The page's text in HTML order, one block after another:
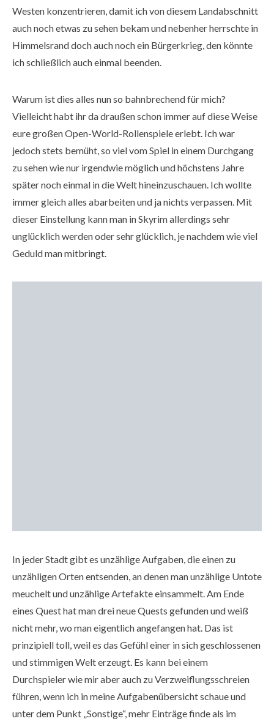
Westen konzentrieren, damit ich von diesem Landabschnitt
auch noch etwas zu sehen bekam und nebenher herrschte in
Himmelsrand doch auch noch ein Bürgerkrieg, den könnte
ich schließlich auch einmal beenden.
Warum ist dies alles nun so bahnbrechend für mich?
Vielleicht habt ihr da draußen schon immer auf diese Weise
eure großen Open-World-Rollenspiele erlebt. Ich war
jedoch stets bemüht, so viel vom Spiel in einem Durchgang
zu sehen wie nur irgendwie möglich und höchstens Jahre
später noch einmal in die Welt hineinzuschauen. Ich wollte
immer gleich alles abarbeiten und ja nichts verpassen. Mit
dieser Einstellung kann man in Skyrim allerdings sehr
unglücklich werden oder sehr glücklich, je nachdem wie viel
Geduld man mitbringt.
In jeder Stadt gibt es unzählige Aufgaben, die einen zu
unzähligen Orten entsenden, an denen man unzählige Untote
meuchelt und unzählige Artefakte einsammelt. Am Ende
eines Quest hat man drei neue Quests gefunden und weiß
nicht mehr, wo man eigentlich angefangen hat. Das ist
prinzipiell toll, weil es das Gefühl einer in sich geschlossenen
und stimmigen Welt erzeugt. Es kann bei einem
Durchspieler wie mir aber auch zu Verzweiflungsschreien
führen, wenn ich in meine Aufgabenübersicht schaue und
unter dem Punkt „Sonstige“, mehr Einträge finde als im